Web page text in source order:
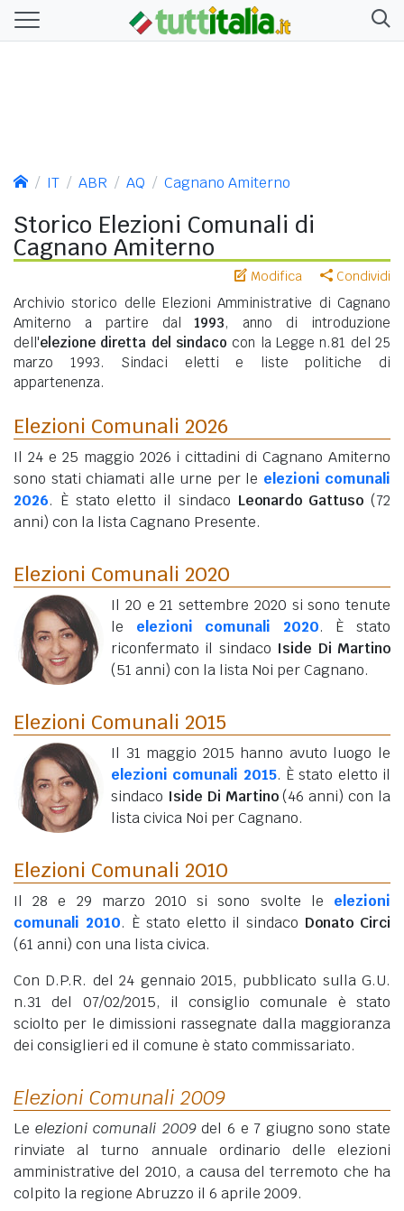
IT ABR AQ Cagnano Amiterno
Storico Elezioni Comunali di
Cagnano Amiterno
Modifica Condividi
Archivio storico delle Elezioni Amministrative di Cagnano
Amiterno a partire dal1993, anno di introduzione
dell'elezione diretta del sindaco con la Legge n.81 del 25
marzo 1993. Sindaci eletti e liste politiche di
appartenenza.
Elezioni Comunali 2026
Il 24 e 25 maggio 2026 i cittadini di Cagnano Amiterno
sono stati chiamati alle urne per le elezioni comunali
2026. È stato eletto il sindaco Leonardo Gattuso (72
anni) con la lista Cagnano Presente.
Elezioni Comunali 2020
Il 20 e 21 settembre 2020 si sono tenute
le elezioni comunali 2020. È stato
riconfermato il sindaco Iside Di Martino
(51 anni) con la lista Noi per Cagnano.
Elezioni Comunali 2015
Il 31 maggio 2015 hanno avuto luogo le
elezioni comunali 2015. È stato eletto il
sindaco Iside Di Martino (46 anni) con la
lista civica Noi per Cagnano.
Elezioni Comunali 2010
Il 28 e 29 marzo 2010 si sono svolte le elezioni
comunali 2010. È stato eletto il sindaco Donato Circi
(61 anni) con una lista civica.
Con D.P.R. del 24 gennaio 2015, pubblicato sulla G.U.
n.31 del 07/02/2015, il consiglio comunale è stato
sciolto per le dimissioni rassegnate dalla maggioranza
dei consiglieri ed il comune è stato commissariato.
Elezioni Comunali 2009
Le elezioni comunali 2009del 6 e 7 giugno sono state
rinviate al turno annuale ordinario delle elezioni
amministrative del 2010, a causa del terremoto che ha
colpito la regione Abruzzo il 6 aprile 2009.